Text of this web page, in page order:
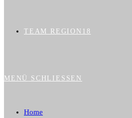
TEAM REGION18
MENÜ SCHLIESSEN
Home